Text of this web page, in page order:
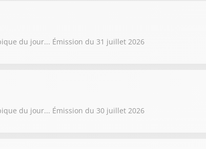
du jour... Émission du 31 juillet 2026
du jour... Émission du 30 juillet 2026